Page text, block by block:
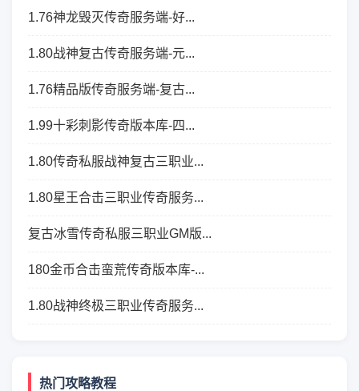
1.76神龙毁灭传奇服务端-好...
1.80战神复古传奇服务端-元...
1.76精品版传奇服务端-复古...
1.99十彩刺影传奇版本库-四...
1.80传奇私服战神复古三职业...
1.80星王合击三职业传奇服务...
复古冰雪传奇私服三职业GM版...
180金币合击蛮荒传奇版本库-...
1.80战神终极三职业传奇服务...
热门攻略教程